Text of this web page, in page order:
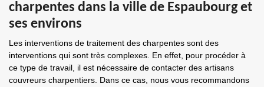
charpentes dans la ville de Espaubourg et
ses environs
Les interventions de traitement des charpentes sont des
interventions qui sont très complexes. En effet, pour procéder à
ce type de travail, il est nécessaire de contacter des artisans
couvreurs charpentiers. Dans ce cas, nous vous recommandons